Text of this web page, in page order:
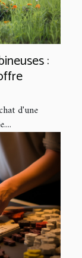
:
d'une